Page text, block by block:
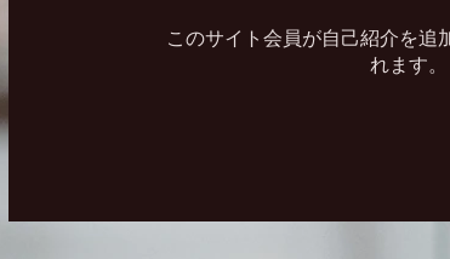
このサイト会員が自己紹介を追
れます。